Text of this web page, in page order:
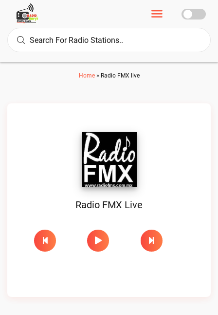
Home» Radio FMX live
Radio FMX Live